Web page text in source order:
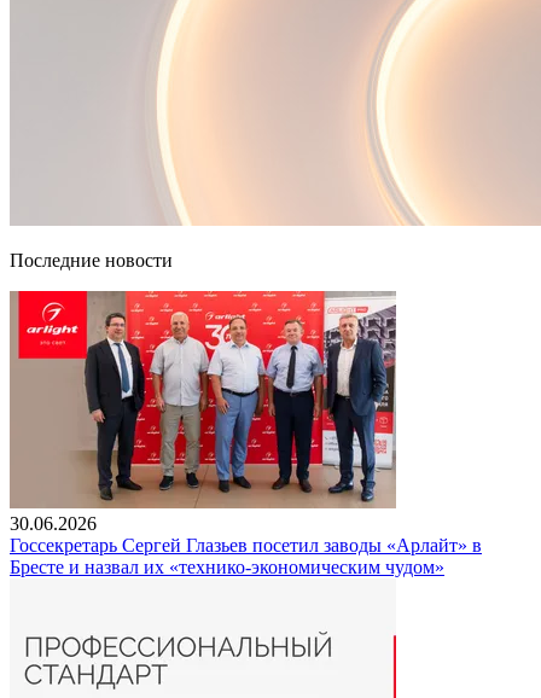
Последние новости
30.06.2026
Госсекретарь Сергей Глазьев посетил заводы «Арлайт» в
Бресте и назвал их «технико-экономическим чудом»